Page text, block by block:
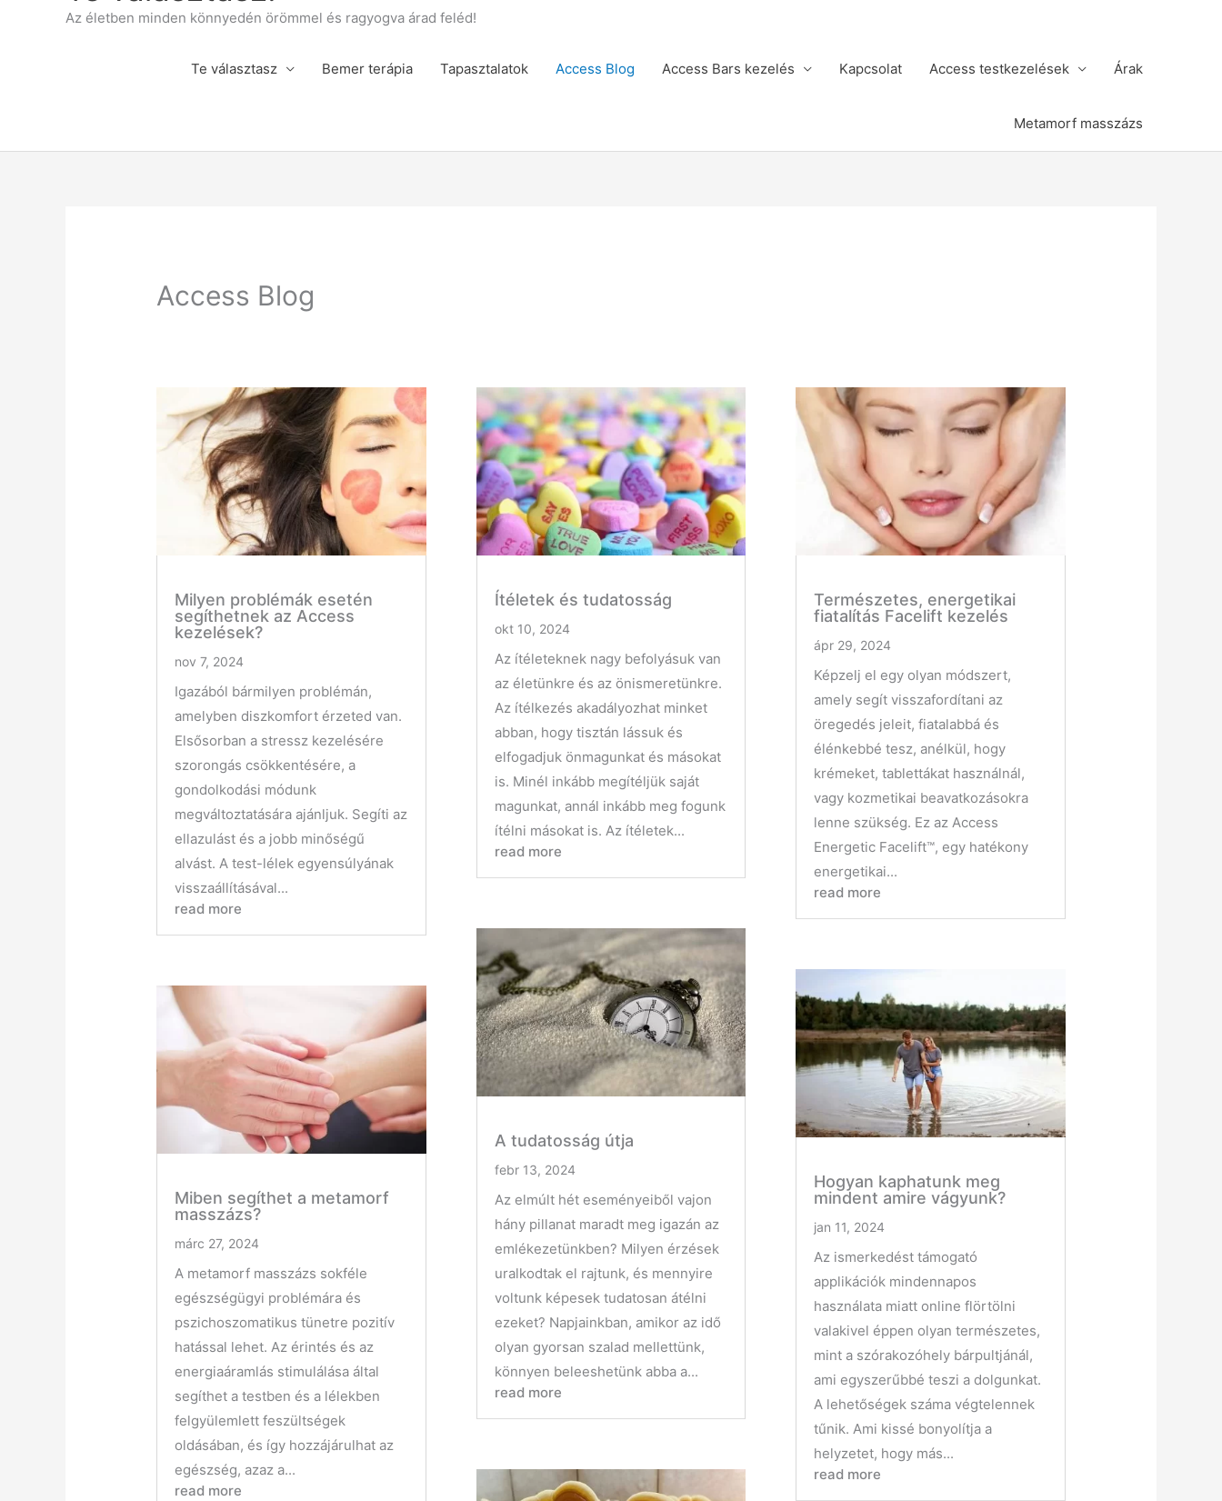
Az életben minden könnyedén örömmel és ragyogva árad feléd!
Te választasz Bemer terápia Tapasztalatok Access Blog Access Bars kezelés Kapcsolat Access testkezelések Árak
Metamorf masszázs
Access Blog
Milyen problémák esetén
segíthetnek az Access
kezelések?
nov 7, 2024
Igazából bármilyen problémán,
amelyben diszkomfort érzeted van.
Elsősorban a stressz kezelésére
szorongás csökkentésére, a
gondolkodási módunk
megváltoztatására ajánljuk. Segíti az
ellazulást és a jobb minőségű
alvást. A test-lélek egyensúlyának
visszaállításával...
read more
Miben segíthet a metamorf
masszázs?
márc 27, 2024
A metamorf masszázs sokféle
egészségügyi problémára és
pszichoszomatikus tünetre pozitív
hatással lehet. Az érintés és az
energiaáramlás stimulálása által
segíthet a testben és a lélekben
felgyülemlett feszültségek
oldásában, és így hozzájárulhat az
egészség, azaz a...
read more
Ítéletek és tudatosság
okt 10, 2024
Az ítéleteknek nagy befolyásuk van
az életünkre és az önismeretünkre.
Az ítélkezés akadályozhat minket
abban, hogy tisztán lássuk és
elfogadjuk önmagunkat és másokat
is. Minél inkább megítéljük saját
magunkat, annál inkább meg fogunk
ítélni másokat is. Az ítéletek...
read more
A tudatosság útja
febr 13, 2024
Az elmúlt hét eseményeiből vajon
hány pillanat maradt meg igazán az
emlékezetünkben? Milyen érzések
uralkodtak el rajtunk, és mennyire
voltunk képesek tudatosan átélni
ezeket? Napjainkban, amikor az idő
olyan gyorsan szalad mellettünk,
könnyen beleeshetünk abba a...
read more
Természetes, energetikai
fiatalítás Facelift kezelés
ápr 29, 2024
Képzelj el egy olyan módszert,
amely segít visszafordítani az
öregedés jeleit, fiatalabbá és
élénkebbé tesz, anélkül, hogy
krémeket, tablettákat használnál,
vagy kozmetikai beavatkozásokra
lenne szükség. Ez az Access
Energetic Facelift™️, egy hatékony
energetikai...
read more
Hogyan kaphatunk meg
mindent amire vágyunk?
jan 11, 2024
Az ismerkedést támogató
applikációk mindennapos
használata miatt online flörtölni
valakivel éppen olyan természetes,
mint a szórakozóhely bárpultjánál,
ami egyszerűbbé teszi a dolgunkat.
A lehetőségek száma végtelennek
tűnik. Ami kissé bonyolítja a
helyzetet, hogy más...
read more